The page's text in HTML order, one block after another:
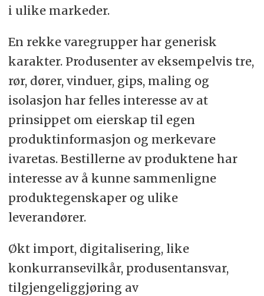
i ulike markeder.
En rekke varegrupper har generisk
karakter. Produsenter av eksempelvis tre,
rør, dører, vinduer, gips, maling og
isolasjon har felles interesse av at
prinsippet om eierskap til egen
produktinformasjon og merkevare
ivaretas. Bestillerne av produktene har
interesse av å kunne sammenligne
produktegenskaper og ulike
leverandører.
Økt import, digitalisering, like
konkurransevilkår, produsentansvar,
tilgjengeliggjøring av